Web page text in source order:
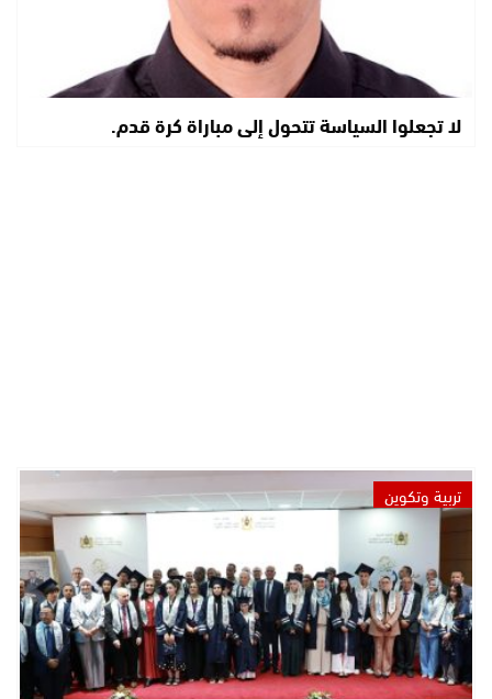
لا تجعلوا السياسة تتحول إلى مباراة كرة قدم.
تربية وتكوين